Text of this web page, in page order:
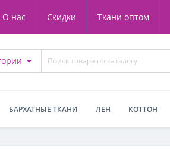
О нас Скидки Ткани оптом
БАРХАТНЫЕ ТКАНИ ЛЕН КОТТОН